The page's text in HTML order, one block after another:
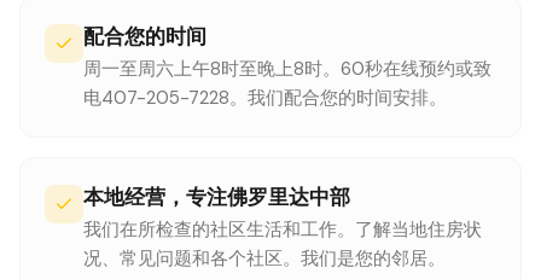
配合您的时间
周一至周六上午8时至晚上8时。60秒在线预约或致
电407-205-7228。我们配合您的时间安排。
本地经营，专注佛罗里达中部
我们在所检查的社区生活和工作。了解当地住房状
况、常见问题和各个社区。我们是您的邻居。